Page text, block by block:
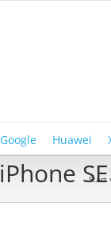
Google Huawei
iPhone Start